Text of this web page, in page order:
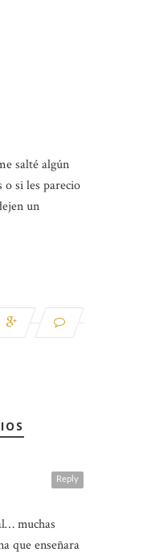
salté algún
o si les parecio
un
Reply
muchas
que enseñara